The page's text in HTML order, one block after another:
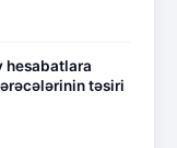
hesabatlara
təsiri